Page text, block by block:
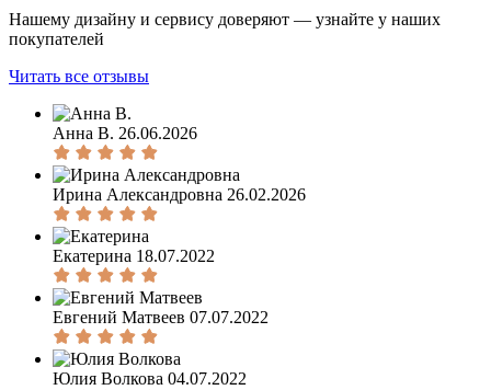
Нашему дизайну и сервису доверяют — узнайте у наших
покупателей
Читать все отзывы
Анна В. 26.06.2026
Ирина Александровна 26.02.2026
Екатерина 18.07.2022
Евгений Матвеев 07.07.2022
Юлия Волкова 04.07.2022